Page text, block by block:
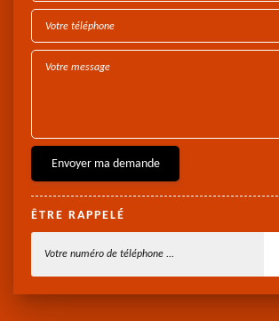
ÊTRE RAPPELÉ